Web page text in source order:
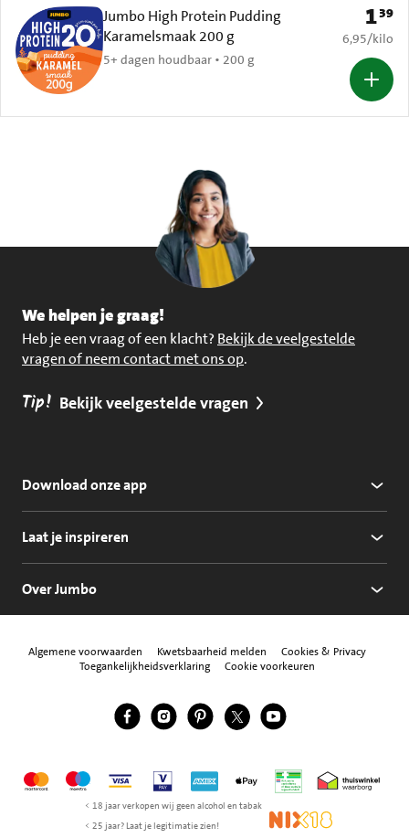
Jumbo High Protein Pudding
Karamelsmaak 200 g
5+ dagen houdbaar • 200 g
Prijs:
139
€ 6,95 per
6,95/kilo
We helpen je graag!
Heb je een vraag of een klacht? Bekijk de veelgestelde
vragen of neem contact met ons op.
Tip! Bekijk veelgestelde vragen
Download onze app
Laat je inspireren
Over Jumbo
Algemene voorwaarden Kwetsbaarheid melden
Cookies & Privacy
Toegankelijkheidsverklaring
Cookie voorkeuren
Volg ons
Jumbo Facebook
Jumbo Instagram
Jumbo Pinterest
Jumbo Twitter
Jumbo YouTube
MastercardMaestroVisa Vpay American Express
Apple Pay Thuiswinkel
< 18 jaar verkopen wij geen alcohol en tabak
< 25 jaar? Laat je legitimatie zien!
NIX18